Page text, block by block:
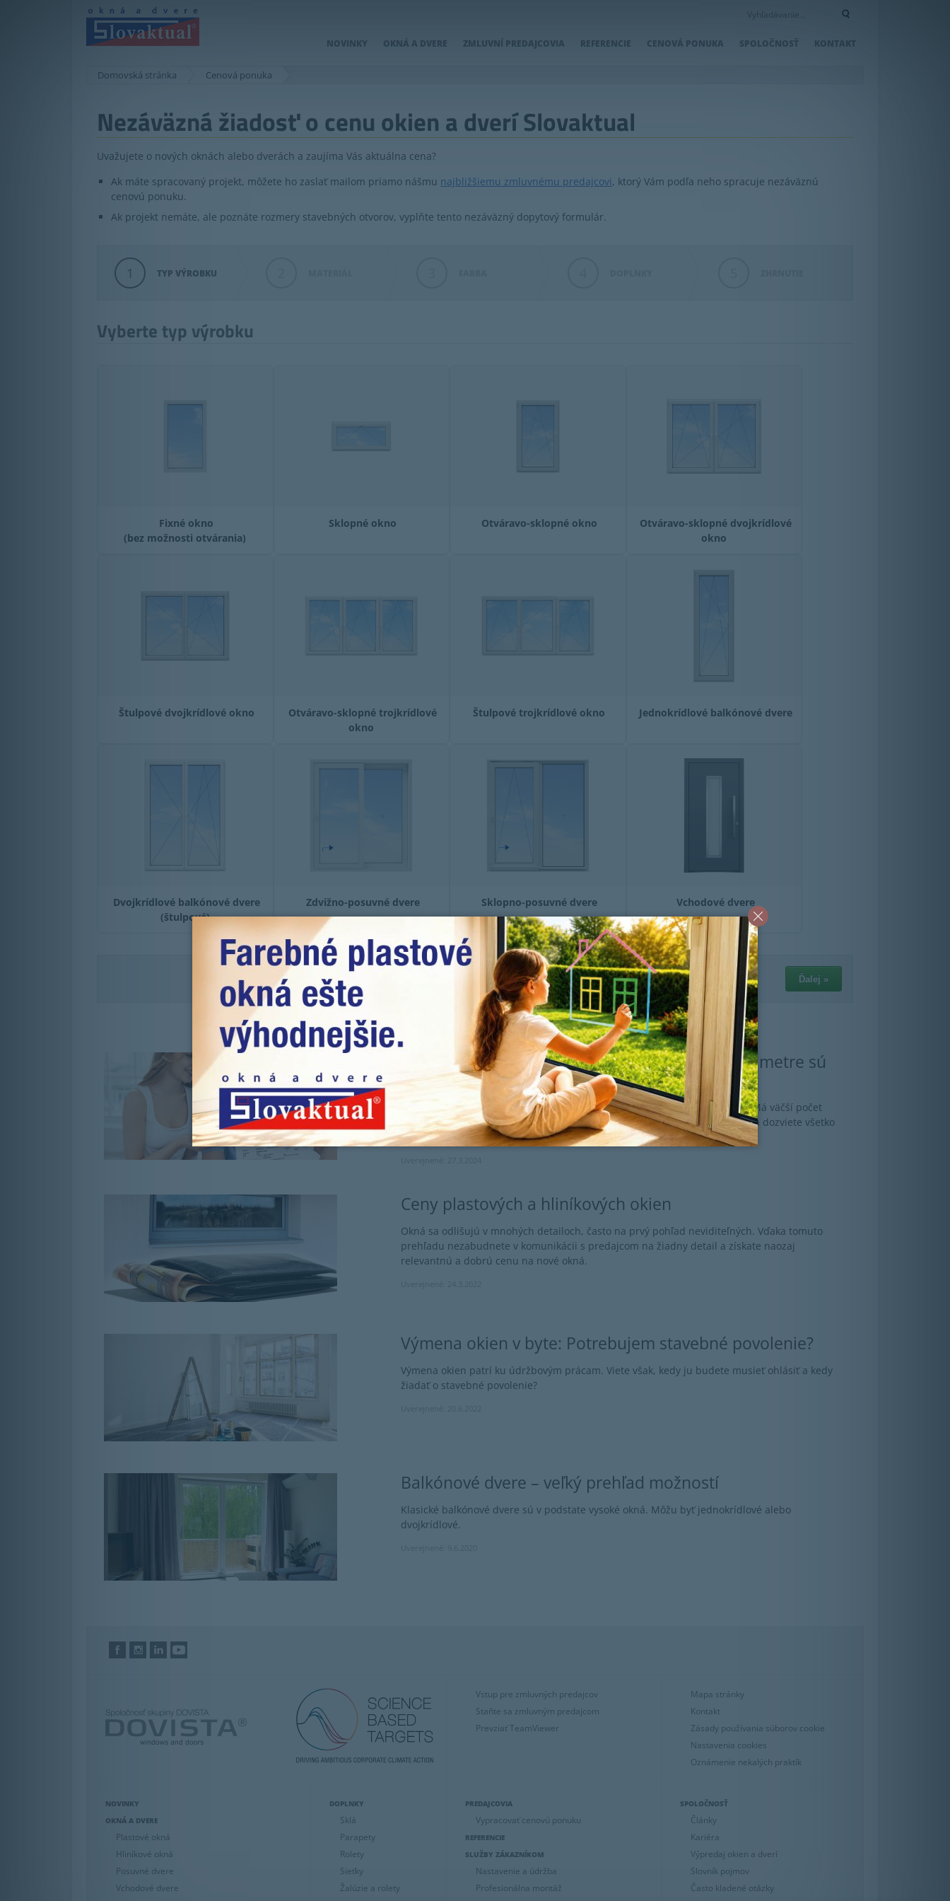
NOVINKY OKNÁ A DVERE ZMLUVNÍ PREDAJCOVIA REFERENCIE CENOVÁ PONUKA SPOLOČNOSŤ KONTAKT
Domovská stránka Cenová ponuka
Nezáväzná žiadosť o cenu okien a dverí Slovaktual
Uvažujete o nových oknách alebo dverách a zaujíma Vás aktuálna cena?
Ak máte spracovaný projekt, môžete ho zaslať mailom priamo nášmu najbližšiemu zmluvnému predajcovi, ktorý Vám podľa neho spracuje nezáväznú
cenovú ponuku.
Ak projekt nemáte, ale poznáte rozmery stavebných otvorov, vyplňte tento nezáväzný dopytový formulár.
1 TYP VÝROBKU
Vyberte typ výrobku
Fixné okno
(bez možnosti otvárania)
Sklopné okno Otváravo-sklopné okno
Otváravo-sklopné dvojkrídlové
okno
Štulpové dvojkrídlové okno
Otváravo-sklopné trojkrídlové
okno
Štulpové trojkrídlové okno Jednokrídlové balkónové dvere
Dvojkrídlové balkónové dvere
(štulpové)
Zdvižno-posuvné dvere Sklopno-posuvné dvere Vchodové dvere
Ako vybrať okná do domu alebo bytu? Aké parametre sú
pri výbere okien naozaj dôležité?
Akým informáciám pri výbere okien venovať pozornosť? Oplatí sa trojsklo? Má väčší počet
komôr skutočne zásadný vplyv na lepšiu tepelnú izoláciu? V tomto článku sa dozviete všetko
podstatné.
Ceny plastových a hliníkových okien
Okná sa odlišujú v mnohých detailoch, často na prvý pohľad neviditeľných. Vďaka tomuto
prehľadu nezabudnete v komunikácii s predajcom na žiadny detail a získate naozaj
relevantnú a dobrú cenu na nové okná.
Výmena okien v byte: Potrebujem stavebné povolenie?
Výmena okien patrí ku údržbovým prácam. Viete však, kedy ju budete musieť ohlásiť a kedy
žiadať o stavebné povolenie?
Balkónové dvere – veľký prehľad možností
Klasické balkónové dvere sú v podstate vysoké okná. Môžu byť jednokrídlové alebo
dvojkrídlové.
Vstup pre zmluvných predajcov
Staňte sa zmluvným predajcom
Prevziať TeamViewer
Mapa stránky
Kontakt
Zásady používania súborov cookie
Nastavenia cookies
Oznámenie nekalých praktík
NOVINKY
OKNÁ A DVERE
Plastové okná
Hliníkové okná
Posuvné dvere
Vchodové dvere
DOPLNKY
Sklá
Parapety
Rolety
Sieťky
Žalúzie a rolety
PREDAJCOVIA
Vypracovať cenovú ponuku
REFERENCIE
SLUŽBY ZÁKAZNÍKOM
Nastavenie a údržba
Profesionálna montáž
SPOLOČNOSŤ
Články
Kariéra
Výpredaj okien a dverí
Slovník pojmov
Často kladené otázky